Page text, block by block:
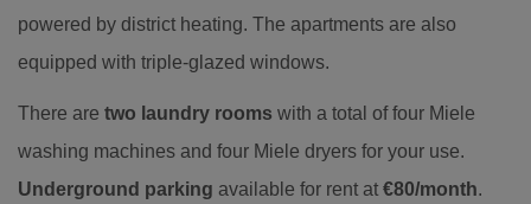
powered by district heating. The apartments are also
equipped with triple-glazed windows.
There are two laundry rooms with a total of four Miele
washing machines and four Miele dryers for your use.
Underground parking available for rent at €80/month.